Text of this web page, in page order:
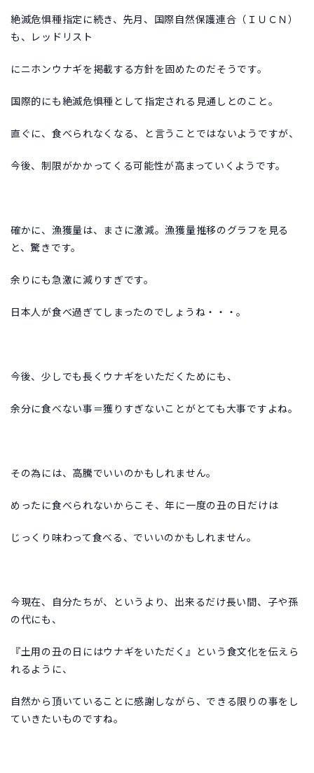
絶滅危惧種指定に続き、先月、国際自然保護連合（ＩＵＣＮ）
も、レッドリスト
にニホンウナギを掲載する方針を固めたのだそうです。
国際的にも絶滅危惧種として指定される見通しとのこと。
直ぐに、食べられなくなる、と言うことではないようですが、
今後、制限がかかってくる可能性が高まっていくようです。
確かに、漁獲量は、まさに激減。漁獲量推移のグラフを見る
と、驚きです。
余りにも急激に減りすぎです。
日本人が食べ過ぎてしまったのでしょうね・・・。
今後、少しでも長くウナギをいただくためにも、
余分に食べない事＝獲りすぎないことがとても大事ですよね。
その為には、高騰でいいのかもしれません。
めったに食べられないからこそ、年に一度の丑の日だけは
じっくり味わって食べる、でいいのかもしれません。
今現在、自分たちが、というより、出来るだけ長い間、子や孫
の代にも、
『土用の丑の日にはウナギをいただく』という食文化を伝えら
れるように、
自然から頂いていることに感謝しながら、できる限りの事をし
ていきたいものですね。